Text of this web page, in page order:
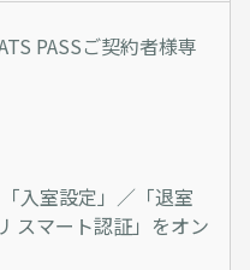
PASSご契約者様専
入室設定」／「退室
スマート認証」をオン